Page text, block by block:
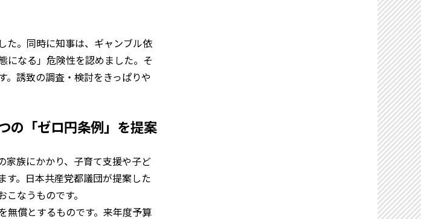
た。同時に知事は、ギャンブル依
になる」危険性を認めました。そ
。誘致の調査・検討をきっぱりや
の「ゼロ円条例」を提案
家族にかかり、子育て支援や子ど
す。日本共産党都議団が提案した
なうものです。
無償とするものです。来年度予算